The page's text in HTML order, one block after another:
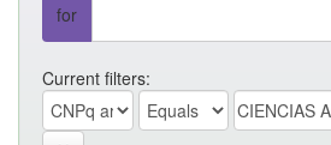
for
Current filters: